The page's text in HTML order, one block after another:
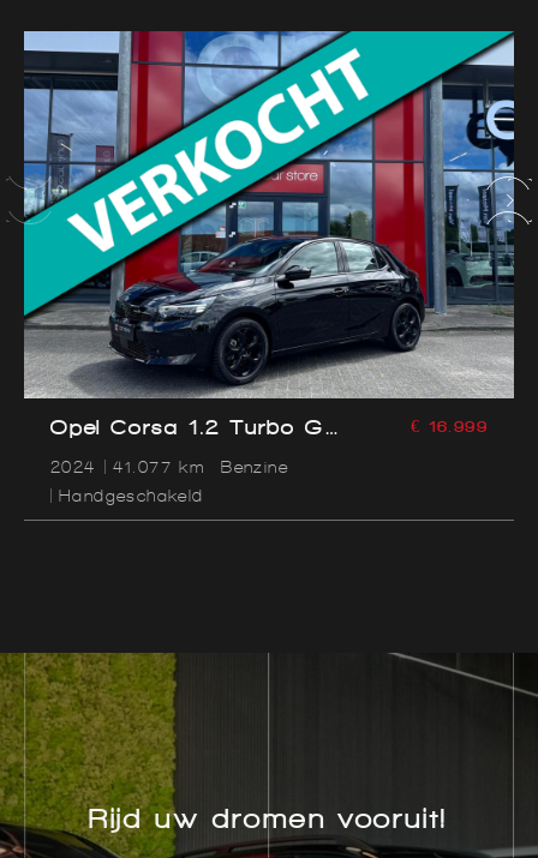
Opel Corsa 1.2 Turbo GS
Parksens | Carplay |
Dodehoekassistent | Leder
|
2024 41.077 km
Benzine
Handgeschakeld
€ 16.999
Rijd uw dromen vooruit!